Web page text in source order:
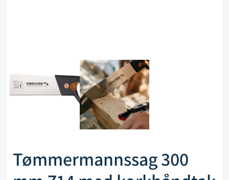
Tømmermannssag 300